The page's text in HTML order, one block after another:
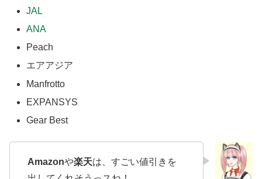
JAL
ANA
Peach
エアアジア
Manfrotto
EXPANSYS
Gear Best
Amazonや楽天は、すごい値引きを